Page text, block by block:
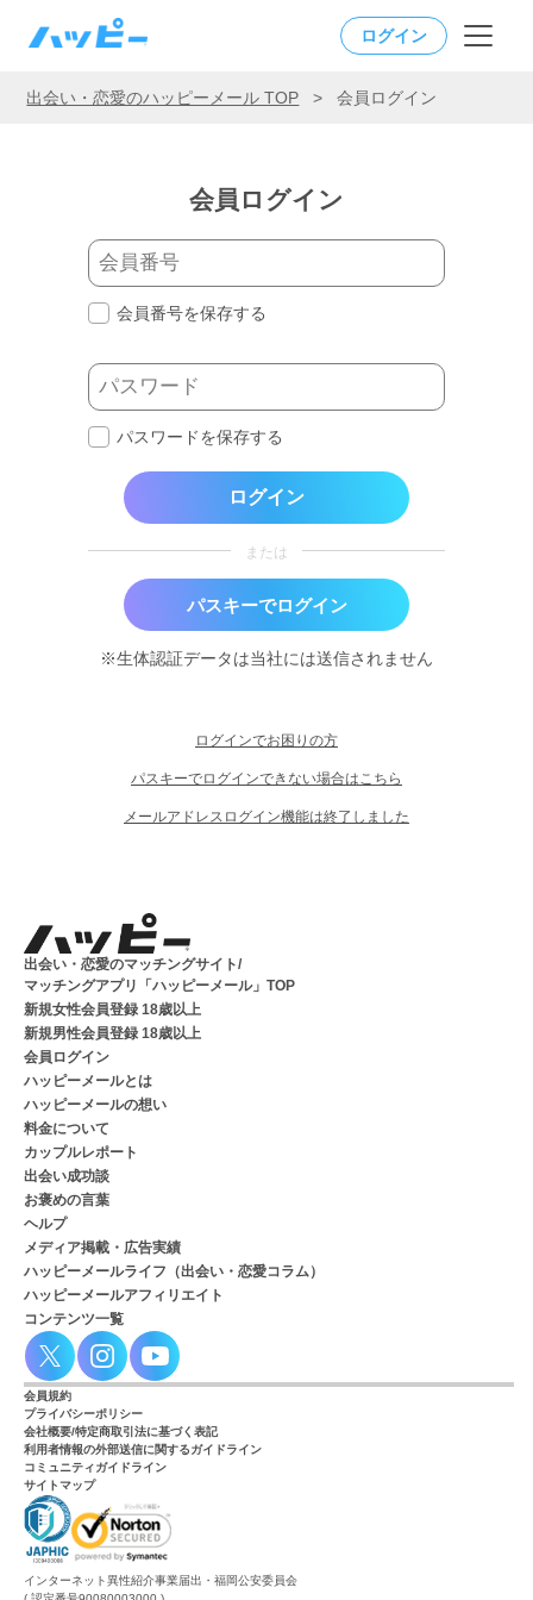
ログイン
出会い・恋愛のハッピーメール TOP > 会員ログイン
会員ログイン
会員番号を保存する
パスワードを保存する
ログイン
または
パスキーでログイン
※生体認証データは当社には送信されません
ログインでお困りの方
パスキーでログインできない場合はこちら
メールアドレスログイン機能は終了しました
出会い・恋愛のマッチングサイト/
マッチングアプリ「ハッピーメール」TOP
新規女性会員登録 18歳以上
新規男性会員登録 18歳以上
会員ログイン
ハッピーメールとは
ハッピーメールの想い
料金について
カップルレポート
出会い成功談
お褒めの言葉
ヘルプ
メディア掲載・広告実績
ハッピーメールライフ（出会い・恋愛コラム）
ハッピーメールアフィリエイト
コンテンツ一覧
会員規約
プライバシーポリシー
会社概要/特定商取引法に基づく表記
利用者情報の外部送信に関するガイドライン
コミュニティガイドライン
サイトマップ
インターネット異性紹介事業届出・福岡公安委員会